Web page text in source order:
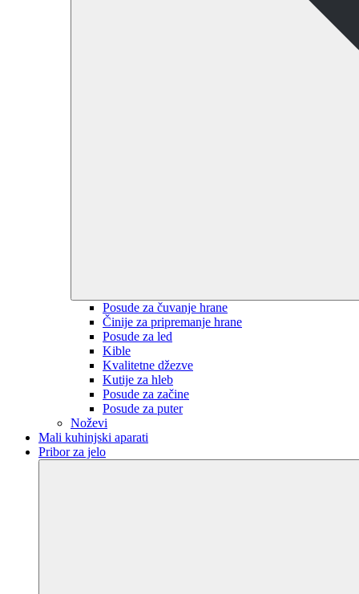
Posude za čuvanje hrane
Činije za pripremanje hrane
Posude za led
Kible
Kvalitetne džezve
Kutije za hleb
Posude za začine
Posude za puter
Noževi
Mali kuhinjski aparati
Pribor za jelo